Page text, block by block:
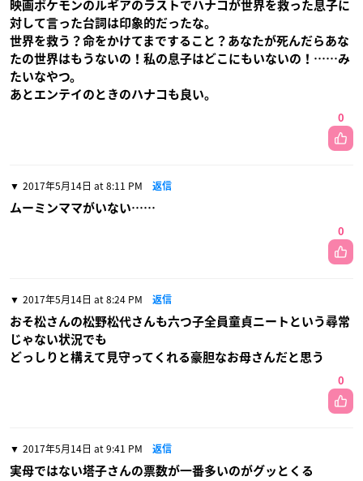
映画ポケモンのルギアのラストでハナコが世界を救った息子に
対して言った台詞は印象的だったな。
世界を救う？命をかけてまですること？あなたが死んだらあな
たの世界はもうないの！私の息子はどこにもいないの！……み
たいなやつ。
あとエンテイのときのハナコも良い。
0
2017年5月14日 at 8:11 PM 返信
ムーミンママがいない……
0
2017年5月14日 at 8:24 PM 返信
おそ松さんの松野松代さんも六つ子全員童貞ニートという尋常
じゃない状況でも
どっしりと構えて見守ってくれる豪胆なお母さんだと思う
0
2017年5月14日 at 9:41 PM 返信
実母ではない塔子さんの票数が一番多いのがグッとくる